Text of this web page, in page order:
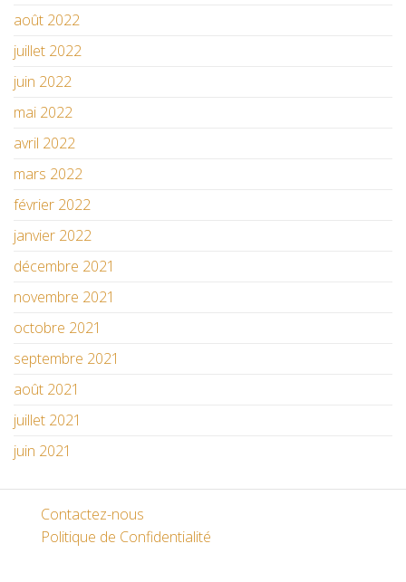
août 2022
juillet 2022
juin 2022
mai 2022
avril 2022
mars 2022
février 2022
janvier 2022
décembre 2021
novembre 2021
octobre 2021
septembre 2021
août 2021
juillet 2021
juin 2021
Contactez-nous
Politique de Confidentialité